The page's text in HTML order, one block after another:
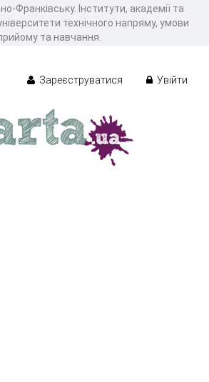
Франківську. Інститути, академії та
технічного напряму, умови
та навчання.
Зареєструватися Увійти